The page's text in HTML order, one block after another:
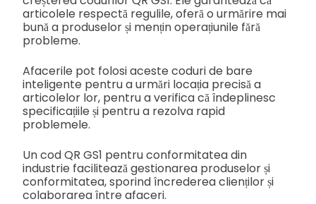
articolele respectă regulile, oferă o urmărire mai
bună a produselor și mențin operațiunile fără
probleme.
Afacerile pot folosi aceste coduri de bare
inteligente pentru a urmări locația precisă a
articolelor lor, pentru a verifica că îndeplinesc
specificațiile și pentru a rezolva rapid
problemele.
Un cod QR GS1 pentru conformitatea din
industrie facilitează gestionarea produselor și
conformitatea, sporind încrederea clienților și
colaborarea între afaceri.